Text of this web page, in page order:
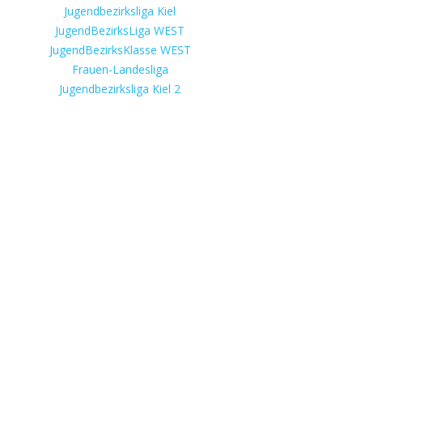
Jugendbezirksliga Kiel
JugendBezirksLiga WEST
JugendBezirksKlasse WEST
Frauen-Landesliga
Jugendbezirksliga Kiel 2